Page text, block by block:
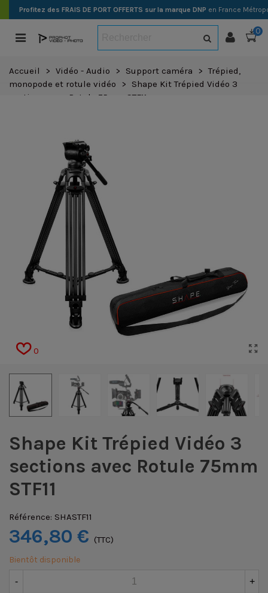
Profitez des FRAIS DE PORT OFFERTS sur la marque DNP en France
0
Accueil > Vidéo - Audio > Support caméra > Trépied,
monopode et rotule vidéo
>
Shape Kit Trépied Vidéo 3
sections avec Rotule 75mm STF11
0
Shape Kit Trépied Vidéo 3
sections avec Rotule 75mm
STF11
Référence: SHASTF11
346,80 € (TTC)
Bientôt disponible
- +